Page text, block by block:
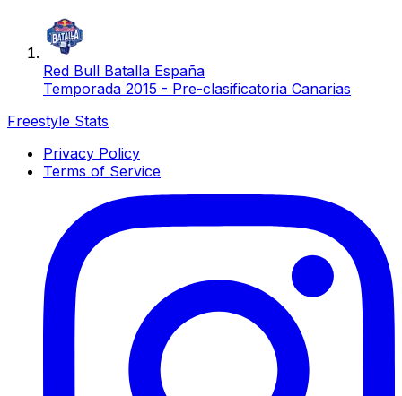
Red Bull Batalla España
Temporada 2015 - Pre-clasificatoria Canarias
Freestyle Stats
Privacy Policy
Terms of Service